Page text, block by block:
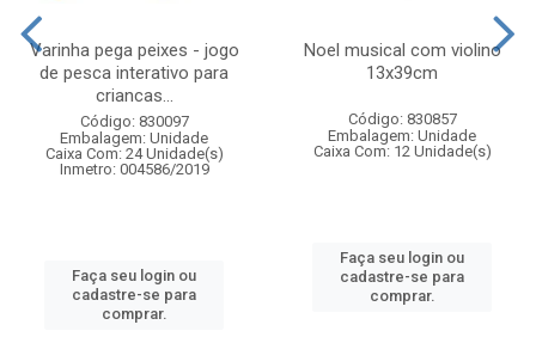
Varinha pega peixes - jogo
de pesca interativo para
criancas...
Código: 830097
Embalagem: Unidade
Caixa Com: 24 Unidade(s)
Inmetro: 004586/2019
Faça seu login ou
cadastre-se para
comprar.
Noel musical com violino
13x39cm
Código: 830857
Embalagem: Unidade
Caixa Com: 12 Unidade(s)
Faça seu login ou
cadastre-se para
comprar.